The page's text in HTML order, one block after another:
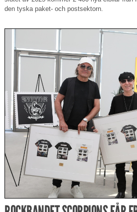
den tyska paket- och postsektorn.